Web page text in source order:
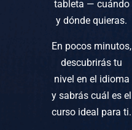
tableta — cuándo
y dónde quieras.
En pocos minutos,
descubrirás tu
nivel en el idioma
y sabrás cuál es el
curso ideal para ti.